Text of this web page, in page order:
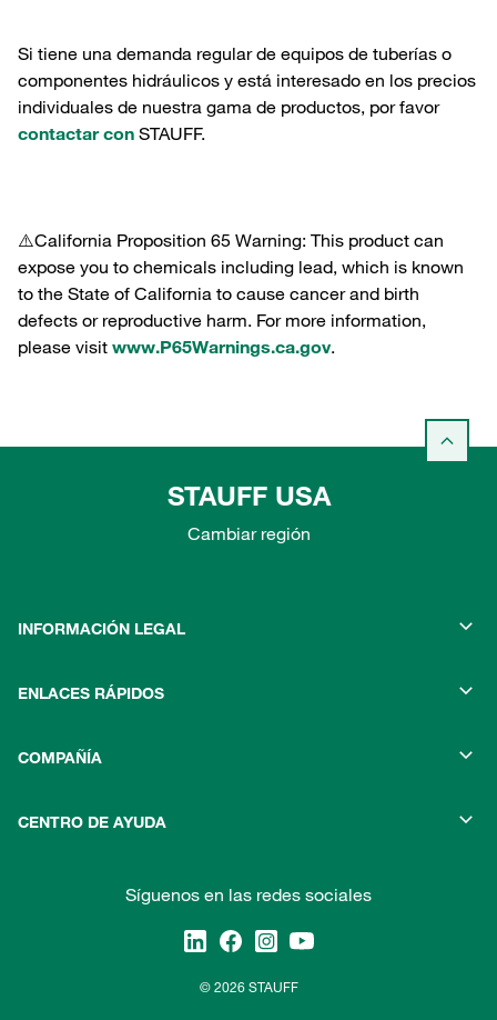
Si tiene una demanda regular de equipos de tuberías o
componentes hidráulicos y está interesado en los precios
individuales de nuestra gama de productos, por favor
contactar con STAUFF.
⚠️California Proposition 65 Warning: This product can
expose you to chemicals including lead, which is known
to the State of California to cause cancer and birth
defects or reproductive harm. For more information,
please visit www.P65Warnings.ca.gov.
STAUFF USA
Cambiar región
INFORMACIÓN LEGAL
ENLACES RÁPIDOS
COMPAÑÍA
CENTRO DE AYUDA
Síguenos en las redes sociales
© 2026 STAUFF